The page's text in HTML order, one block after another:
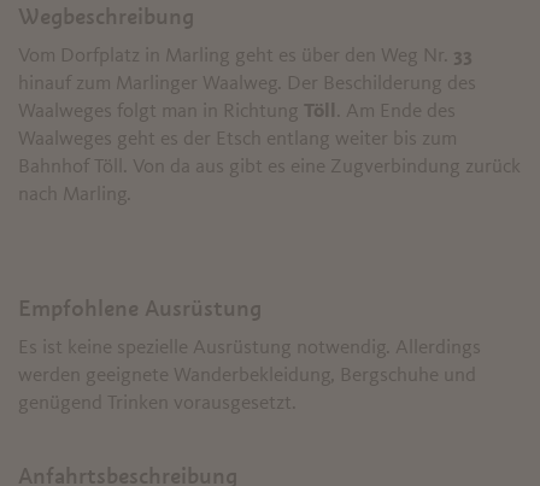
Wegbeschreibung
Vom Dorfplatz in Marling geht es über den Weg Nr. 33
hinauf zum Marlinger Waalweg. Der Beschilderung des
Waalweges folgt man in Richtung Töll
. Am Ende des
Waalweges geht es der Etsch entlang weiter bis zum
Bahnhof Töll. Von da aus gibt es eine Zugverbindung zurück
nach Marling.
Empfohlene Ausrüstung
Es ist keine spezielle Ausrüstung notwendig. Allerdings
werden geeignete Wanderbekleidung, Bergschuhe und
genügend Trinken vorausgesetzt.
Anfahrtsbeschreibung